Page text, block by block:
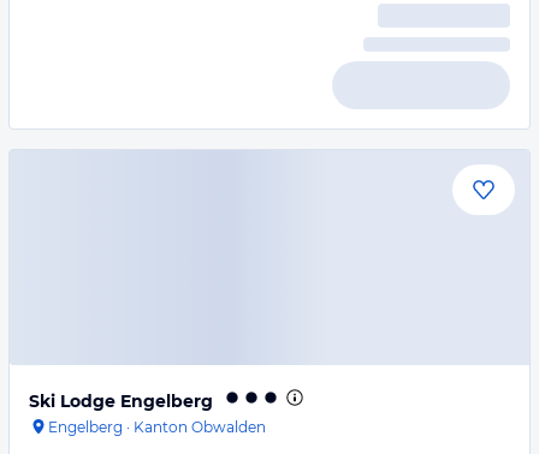
Ski Lodge Engelberg
Engelberg · Kanton Obwalden